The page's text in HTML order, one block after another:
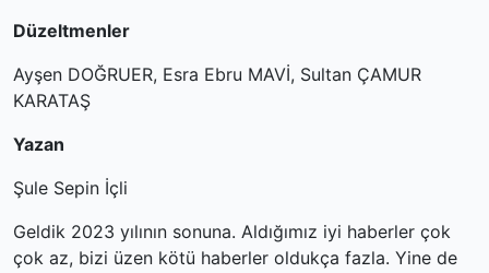
Düzeltmenler
Ayşen DOĞRUER, Esra Ebru MAVİ, Sultan ÇAMUR
KARATAŞ
Yazan
Şule Sepin İçli
Geldik 2023 yılının sonuna. Aldığımız iyi haberler çok
çok az, bizi üzen kötü haberler oldukça fazla. Yine de